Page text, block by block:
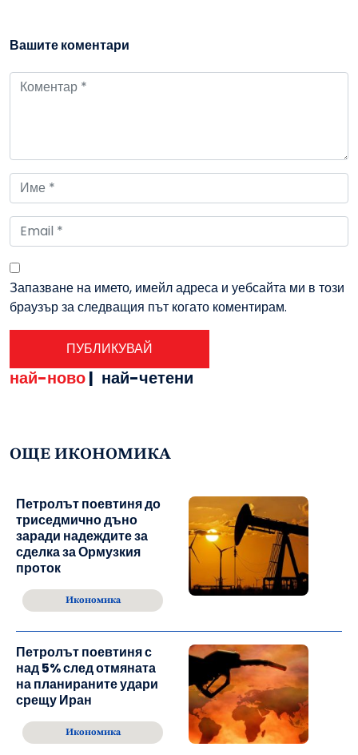
Вашите коментари
Запазване на името, имейл адреса и уебсайта ми в този
браузър за следващия път когато коментирам.
най-ново| най-четени
ОЩЕ ИКОНОМИКА
Петролът поевтиня до
триседмично дъно
заради надеждите за
сделка за Ормузкия
проток
Икономика
Петролът поевтиня с
над 5% след отмяната
на планираните удари
срещу Иран
Икономика